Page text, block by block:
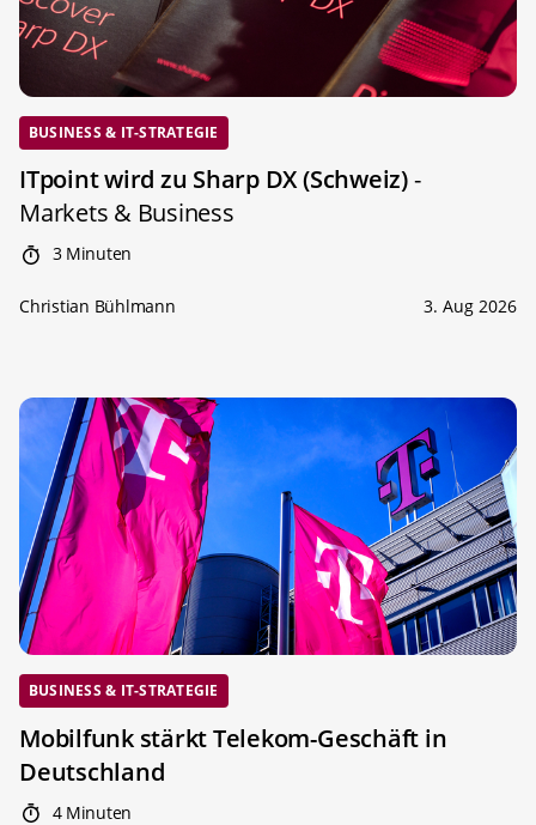
BUSINESS & IT-STRATEGIE
ITpoint wird zu Sharp DX (Schweiz)-
Markets & Business
3 Minuten
Christian Bühlmann 3. Aug 2026
BUSINESS & IT-STRATEGIE
Mobilfunk stärkt Telekom-Geschäft in
Deutschland
4 Minuten